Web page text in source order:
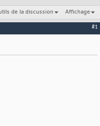
de la discussion Affichage
#1